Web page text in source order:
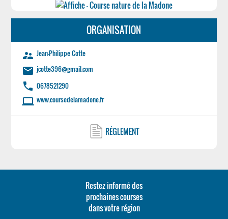
ORGANISATION
supervisor_account Jean-Philippe Cotte
email jcotte396@gmail.com
phone 0678521290
laptop www.coursedelamadone.fr
RÉGLEMENT
Restez informé des
prochaines courses
dans votre région